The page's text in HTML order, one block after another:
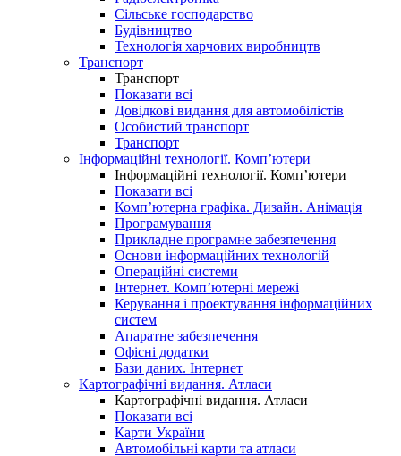
Сільське господарство
Будівництво
Технологія харчових виробництв
Транспорт
Транспорт
Показати всі
Довідкові видання для автомобілістів
Особистий транспорт
Транспорт
Інформаційні технології. Комп’ютери
Інформаційні технології. Комп’ютери
Показати всі
Комп’ютерна графіка. Дизайн. Анімація
Програмування
Прикладне програмне забезпечення
Основи інформаційних технологій
Операційні системи
Інтернет. Комп’ютерні мережі
Керування і проектування інформаційних
систем
Апаратне забезпечення
Офісні додатки
Бази даних. Інтернет
Картографічні видання. Атласи
Картографічні видання. Атласи
Показати всі
Карти України
Автомобільні карти та атласи